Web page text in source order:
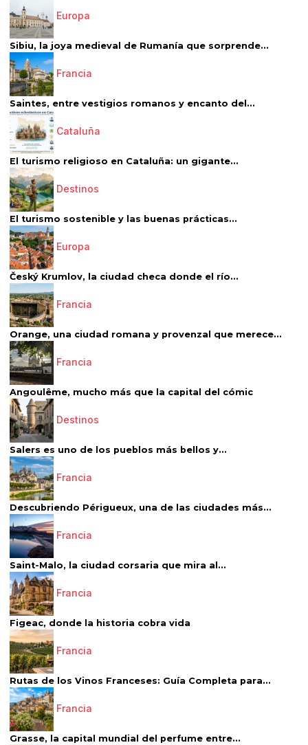
Europa
Sibiu, la joya medieval de Rumanía que sorprende...
Francia
Saintes, entre vestigios romanos y encanto del...
Cataluña
El turismo religioso en Cataluña: un gigante...
Destinos
El turismo sostenible y las buenas prácticas...
Europa
Český Krumlov, la ciudad checa donde el río...
Francia
Orange, una ciudad romana y provenzal que merece...
Francia
Angoulême, mucho más que la capital del cómic
Destinos
Salers es uno de los pueblos más bellos y...
Francia
Descubriendo Périgueux, una de las ciudades más...
Francia
Saint-Malo, la ciudad corsaria que mira al...
Francia
Figeac, donde la historia cobra vida
Francia
Rutas de los Vinos Franceses: Guía Completa para...
Francia
Grasse, la capital mundial del perfume entre...